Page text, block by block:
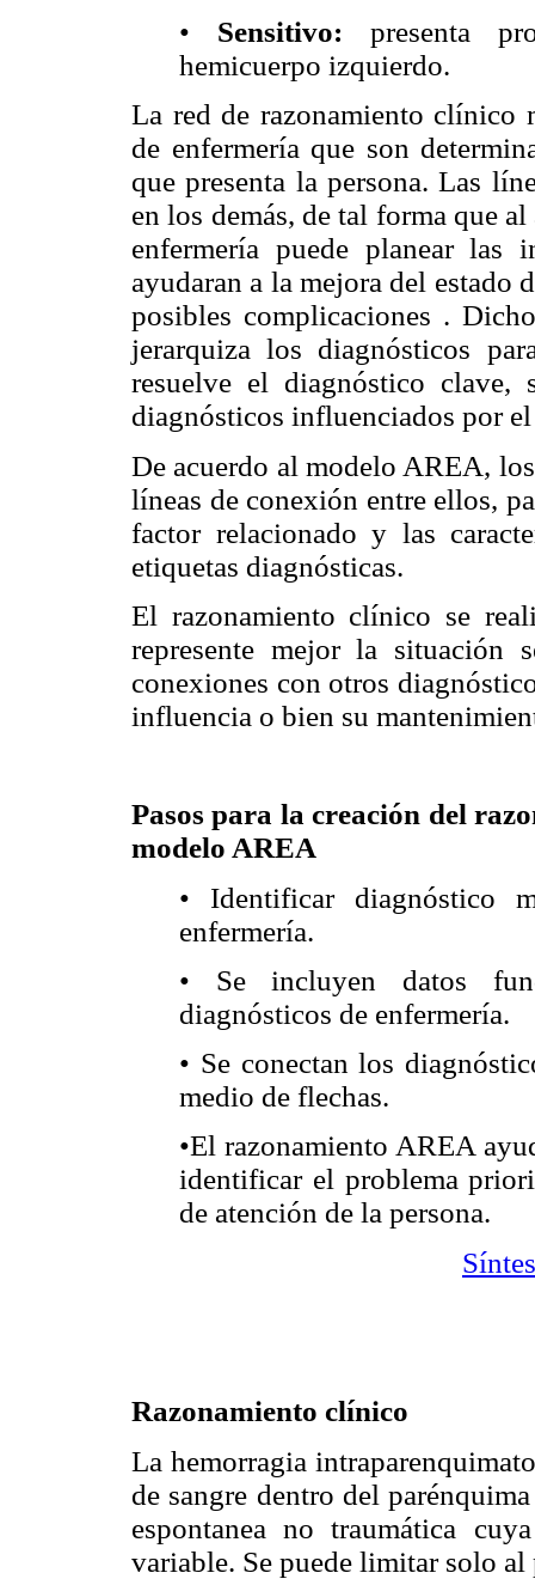
• Sensitivo: presenta
hemicuerpo izquierdo.
La red de razonamiento clínico
de enfermería que son
que presenta la persona. Las
en los demás, de tal forma que
enfermería puede planear las
ayudaran a la mejora del estado
posibles complicaciones .
jerarquiza los diagnósticos
resuelve el diagnóstico clave,
diagnósticos influenciados por
De acuerdo al modelo AREA,
líneas de conexión entre ellos,
factor relacionado y las
etiquetas diagnósticas.
El razonamiento clínico se
represente mejor la situación
conexiones con otros
influencia o bien su
Pasos para la creación del
modelo AREA
• Identificar diagnóstico
enfermería.
• Se incluyen datos
diagnósticos de enfermería.
• Se conectan los
medio de flechas.
•El razonamiento AREA
identificar el problema
de atención de la persona.
Razonamiento clínico
La hemorragia
de sangre dentro del
espontanea no traumática
variable. Se puede limitar solo al